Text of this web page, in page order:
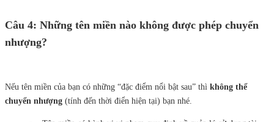
Câu 4: Những tên miền nào không được phép chuyển
nhượng?
Nếu tên miền của bạn có những “đặc điểm nổi bật sau” thì không thể
chuyển nhượng (tính đến thời điển hiện tại) bạn nhé.